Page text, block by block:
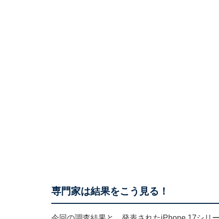
専門家は結果をこう見る！